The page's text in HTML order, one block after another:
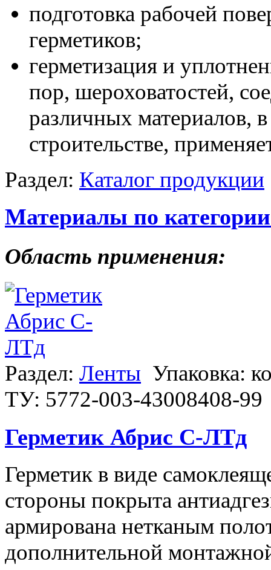
подготовка рабочей
герметиков;
герметизация и
пор, шероховатостей,
различных материалов,
строительстве,
Раздел: Каталог продукции
Материалы по
Область применения:
Раздел: Ленты Упаковка:
ТУ: 5772-003-43008408-99
Герметик Абрис С-ЛТд
Герметик в виде
стороны покрыта
армирована нетканым
дополнительной